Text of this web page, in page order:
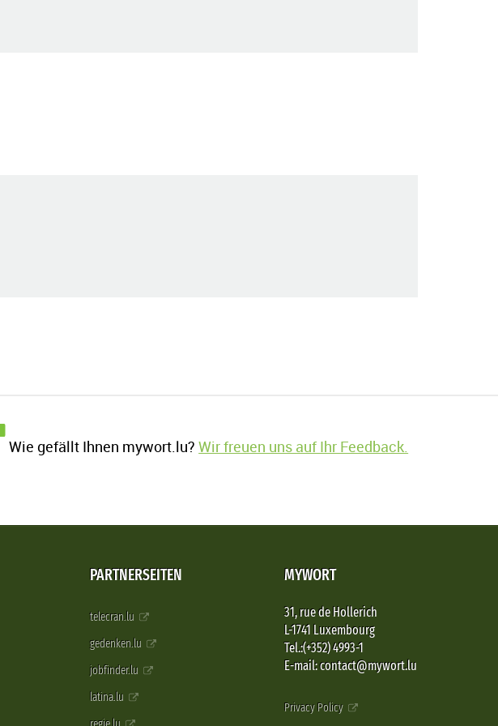
Wie gefällt Ihnen mywort.lu?Wir freuen uns auf Ihr Feedback.
PARTNERSEITEN
telecran.lu
gedenken.lu
jobfinder.lu
latina.lu
MYWORT
31, rue de Hollerich
L-1741 Luxembourg
Tel.:(+352) 4993-1
E-mail: contact@mywort.lu
Privacy Policy